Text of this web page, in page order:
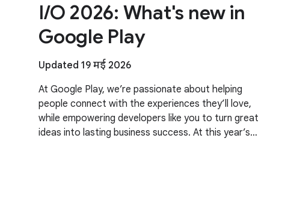
I/O 2026: What's new in
Google Play
Updated 19 मई 2026
At Google Play, we’re passionate about helping
people connect with the experiences they’ll love,
while empowering developers like you to turn great
ideas into lasting business success. At this year’s